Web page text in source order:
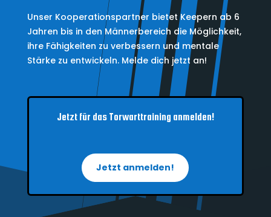
Unser Kooperationspartner bietet Keepern ab 6
Jahren bis in den Männerbereich die Möglichkeit,
ihre Fähigkeiten zu verbessern und mentale
Stärke zu entwickeln. Melde dich jetzt an!
Jetzt für das Torwarttraining anmelden!
Jetzt anmelden!